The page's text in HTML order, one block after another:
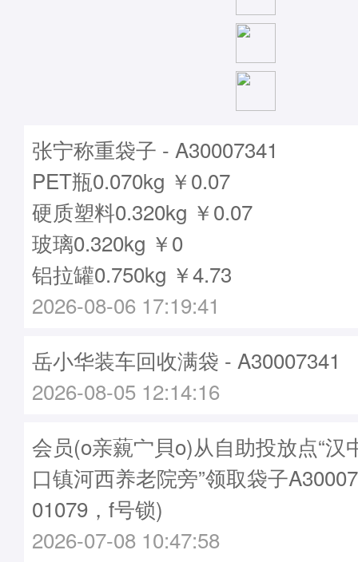
张宁称重袋子 - A30007341
PET瓶0.070kg ￥0.07
硬质塑料0.320kg ￥0.07
玻璃0.320kg ￥0
铝拉罐0.750kg ￥4.73
2026-08-06 17:19:41
岳小华装车回收满袋 - A30007341
2026-08-05 12:14:16
会员(o亲藽宀貝o)从自助投放点“汉
口镇河西养老院旁”领取袋子
01079，f号锁)
2026-07-08 10:47:58